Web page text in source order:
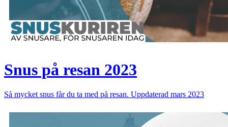
Snus på resan 2023
Så mycket snus får du ta med på resan. Uppdaterad mars 2023